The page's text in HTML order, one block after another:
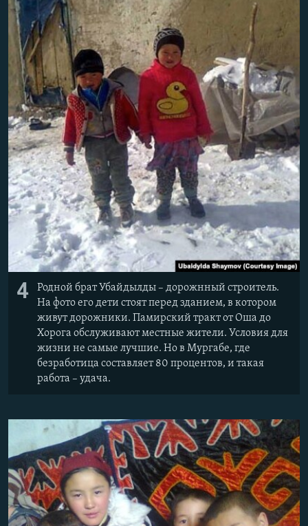
4
Родной брат Убайдылды – дорожнный строитель.
На фото его дети стоят перед зданием, в котором
живут дорожники. Памирский тракт от Оша до
Хорога обслуживают местные жители. Условия для
жизни не самые лучшие. Но в Мургабе, где
безработица составляет 80 процентов, и такая
работа – удача.